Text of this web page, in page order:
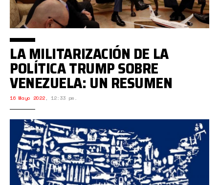
LA MILITARIZACIÓN DE LA
POLÍTICA TRUMP SOBRE
VENEZUELA: UN RESUMEN
16 Mayo 2022, 12:33 pm.